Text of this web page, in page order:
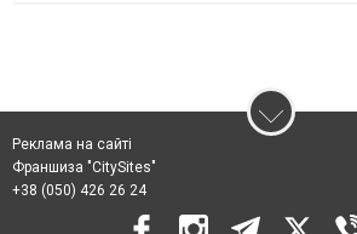
Реклама на сайті
Франшиза "CitySites"
+38 (050) 426 26 24